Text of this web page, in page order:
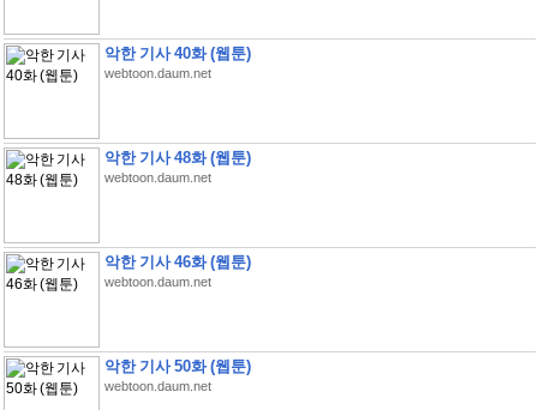
악한 기사 40화 (웹툰)
webtoon.daum.net
악한 기사 48화 (웹툰)
webtoon.daum.net
악한 기사 46화 (웹툰)
webtoon.daum.net
악한 기사 50화 (웹툰)
webtoon.daum.net